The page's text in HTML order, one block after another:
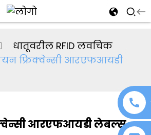
धातूवरील RFID लवचिक
फ्रिक्वेन्सी आरएफआयडी
आरएफआयडी लेबल्स